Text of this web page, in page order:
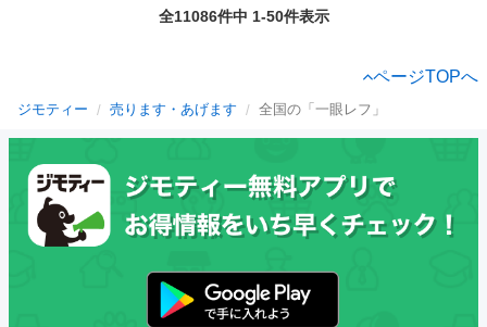
全11086件中 1-50件表示
ページTOPへ
ジモティー 売ります・あげます 全国の「一眼レフ」